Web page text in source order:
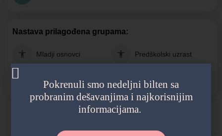
Nastava prilagođena grupama:
Mladji osnovci Predškolski uzrast
Roditelji Vrtićki uzrast
Pokrenuli smo nedeljni bilten sa
probranim dešavanjima i najkorisnijim
informacijama.